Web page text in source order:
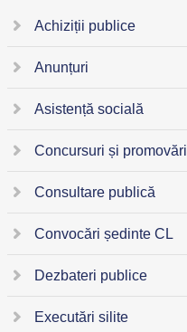
Achiziții publice
Anunțuri
Asistență socială
Concursuri și promovări
Consultare publică
Convocări ședinte CL
Dezbateri publice
Executări silite